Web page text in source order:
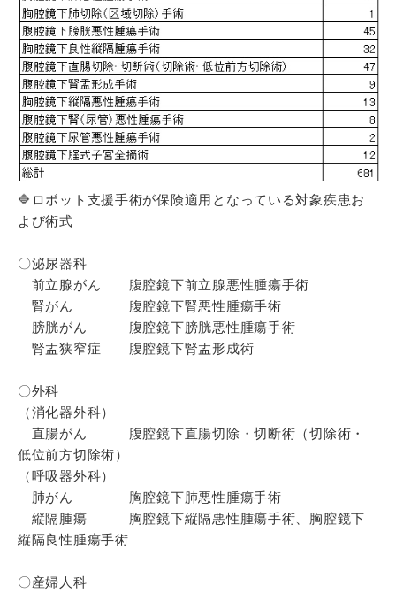
🔷ロボット支援手術が保険適用となっている対象疾患お
よび術式
〇泌尿器科
前立腺がん 腹腔鏡下前立腺悪性腫瘍手術
腎がん 腹腔鏡下腎悪性腫瘍手術
膀胱がん 腹腔鏡下膀胱悪性腫瘍手術
腎盂狭窄症 腹腔鏡下腎盂形成術
〇外科
（消化器外科）
直腸がん 腹腔鏡下直腸切除・切断術（切除術・
低位前方切除術）
（呼吸器外科）
肺がん 胸腔鏡下肺悪性腫瘍手術
縦隔腫瘍 胸腔鏡下縦隔悪性腫瘍手術、胸腔鏡下
縦隔良性腫瘍手術
〇産婦人科